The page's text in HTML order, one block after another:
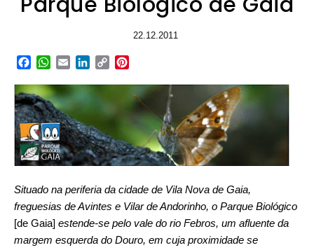
22.12.2011
Facebook
WhatsApp
EmailLinkedIn
Copy
Situado na periferia da cidade de Vila Nova de Gaia,
freguesias de Avintes e Vilar de Andorinho, o Parque Biológico
[de Gaia] estende-se pelo vale do rio Febros, um afluente da
margem esquerda do Douro, em cuja proximidade se